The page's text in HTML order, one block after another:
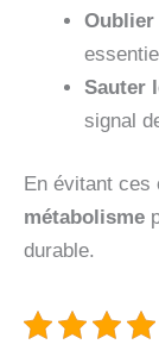
Oublier
Sauter
signal
En évitant ces
métabolisme
durable.